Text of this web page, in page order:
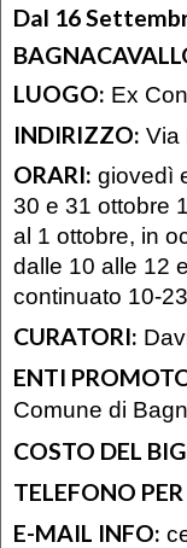
Dal 16
LUOGO: Ex
INDIRIZZO: Via
ORARI: giovedì
30 e 31 ottobre
al 1 ottobre, in
dalle 10 alle 12
continuato 10-23
CURATORI:
ENTI
Comune di
COSTO DEL
TELEFONO
E-MAIL INFO: